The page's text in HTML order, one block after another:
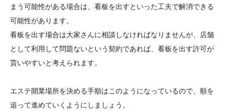
まう可能性がある場合は、看板を出すといった工夫で解消できる
可能性があります。
看板を出す場合は大家さんに相談しなければなりませんが、店舗
として利用して問題ないという契約であれば、看板を出す許可が
貰いやすいと考えられます。
エステ開業場所を決める手順はこのようになっているので、順を
追って進めていくようにしましょう。